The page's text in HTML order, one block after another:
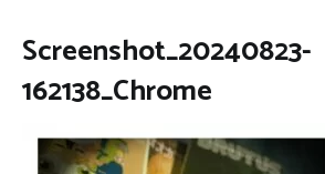
Screenshot_20240823-
162138_Chrome